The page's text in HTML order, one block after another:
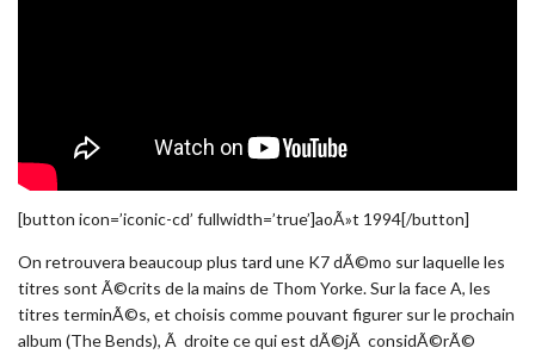
[button icon=’iconic-cd’ fullwidth=’true’]aoÃ»t 1994[/button]
On retrouvera beaucoup plus tard une K7 dÃ©mo sur laquelle les
titres sont Ã©crits de la mains de Thom Yorke. Sur la face A, les
titres terminÃ©s, et choisis comme pouvant figurer sur le prochain
album (The Bends), Ã droite ce qui est dÃ©jÃ considÃ©rÃ©